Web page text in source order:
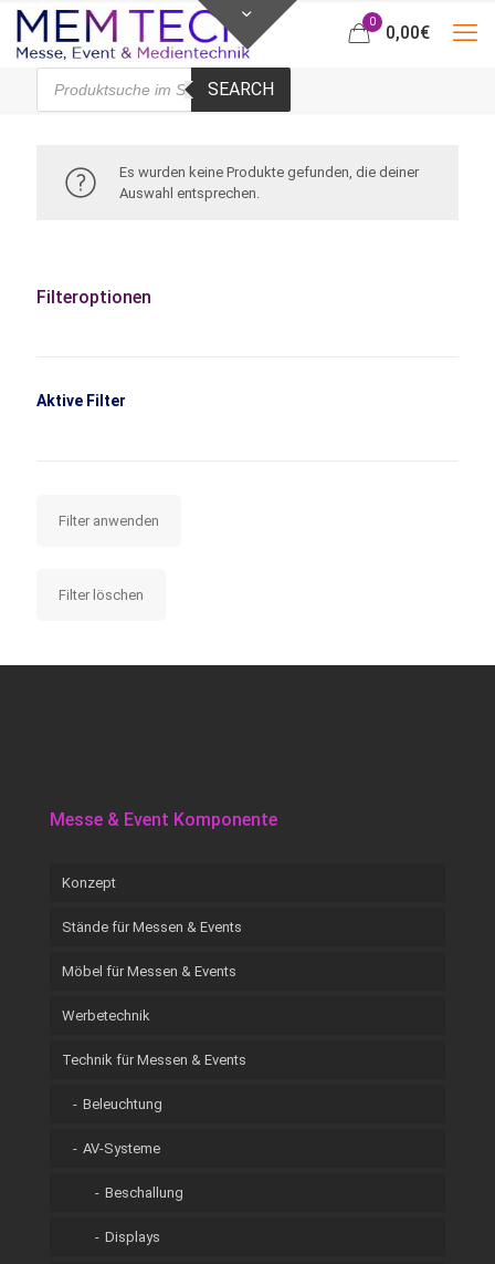
0
0,00€
Products
search
SEARCH
Es wurden keine Produkte gefunden, die deiner
Auswahl entsprechen.
Filteroptionen
Aktive Filter
Filter anwenden
Filter löschen
Messe & Event Komponente
Konzept
Stände für Messen & Events
Möbel für Messen & Events
Werbetechnik
Technik für Messen & Events
Beleuchtung
AV-Systeme
Beschallung
Displays